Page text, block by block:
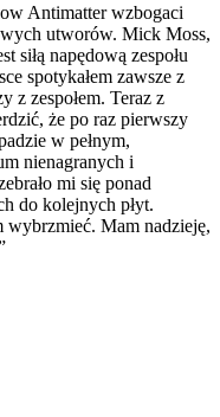
Antimatter wzbogaci
utworów. Mick Moss,
siłą napędową zespołu
spotykałem zawsze z
z zespołem. Teraz z
że po raz pierwszy
w pełnym,
nienagranych i
mi się ponad
do kolejnych płyt.
wybrzmieć. Mam nadzieję,